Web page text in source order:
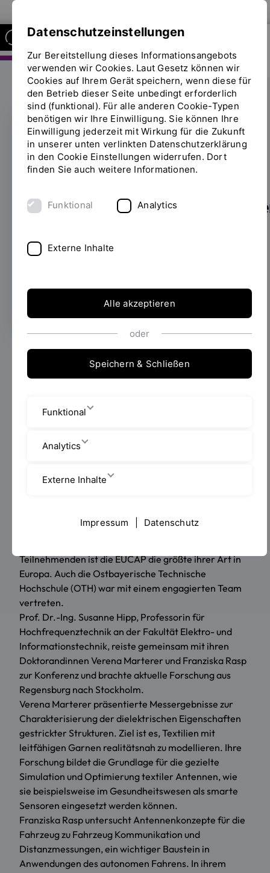
FAKULTÄT ELEKTRO- UND
INFORMATIONSTECHNIK
OTH-FORSCHERINNEN AUF DER
EUCAP 2025
24.06.2025
GHz aus?
Wie breiten sich elektromagnetische Wellen im
zukünftigen 6G-Frequenzbereich bei über 100 GHz
Patienten mit Herzproblemen schonend und präzise
Und wie können all diese komplexen Prozesse
Diese und viele weitere Fragen wurden auf der
diesjährigen European Conference on Antennas and
diskutiert – einer der wichtigsten europäischen
Konferenzen für Antennen- und
Teilnehmenden ist die EUCAP die größte ihrer Art in
Europa. Auch die Ostbayerische Technische
Hochschule (OTH) war mit einem engagierten Team
vertreten.
Prof. Dr.-Ing. Susanne Hipp, Professorin für
Hochfrequenztechnik an der Fakultät Elektro- und
Informationstechnik, reiste gemeinsam mit ihren
Doktorandinnen Verena Marterer und Franziska Rasp
zur Konferenz und brachte aktuelle Forschung aus
Regensburg nach Stockholm.
Verena Marterer präsentierte Messergebnisse zur
Charakterisierung der dielektrischen Eigenschaften
gestrickter Strukturen. Ziel ist es, Textilien mit
leitfähigen Garnen realitätsnah zu modellieren. Ihre
Forschung bildet die Grundlage für die gezielte
Simulation und Optimierung textiler Antennen, wie
sie beispielsweise im Gesundheitswesen als smarte
Sensoren eingesetzt werden können.
Franziska Rasp untersucht Antennenkonzepte für die
Fahrzeug zu Fahrzeug Kommunikation und
Distanzmessungen, ein wichtiger Baustein in
Anwendungen des autonomen Fahrens. In ihrem
Datenschutzeinstellungen
Zur Bereitstellung dieses Informationsangebots
verwenden wir Cookies. Laut Gesetz können wir
Cookies auf Ihrem Gerät speichern, wenn diese für
den Betrieb dieser Seite unbedingt erforderlich
sind (funktional). Für alle anderen Cookie-Typen
benötigen wir Ihre Einwilligung. Sie können Ihre
Einwilligung jederzeit mit Wirkung für die Zukunft
in unserer unten verlinkten Datenschutzerklärung
in den Cookie Einstellungen widerrufen. Dort
finden Sie auch weitere Informationen.
Funktional Analytics
Externe Inhalte
Alle akzeptieren
oder
Speichern & Schließen
Funktional
Analytics
Externe Inhalte
Impressum Datenschutz